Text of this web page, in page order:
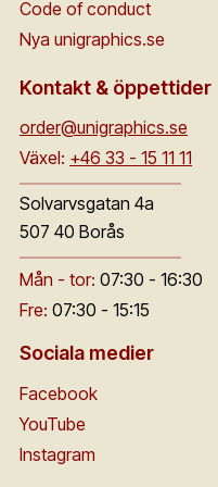
Code of conduct
Nya unigraphics.se
Kontakt & öppettider
order@unigraphics.se
Växel: +46 33 - 15 11 11
Solvarvsgatan 4a
507 40 Borås
Mån - tor: 07:30 - 16:30
Fre: 07:30 - 15:15
Sociala medier
Facebook
YouTube
Instagram